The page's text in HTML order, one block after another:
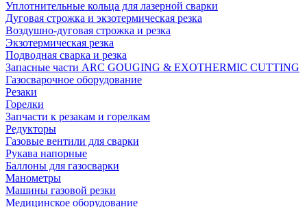
Уплотнительные кольца для лазерной сварки
Дуговая строжка и экзотермическая резка
Воздушно-дуговая строжка и резка
Экзотермическая резка
Подводная сварка и резка
Запасные части ARC GOUGING & EXOTHERMIC CUTTING
Газосварочное оборудование
Резаки
Горелки
Запчасти к резакам и горелкам
Редукторы
Газовые вентили для сварки
Рукава напорные
Баллоны для газосварки
Манометры
Машины газовой резки
Медицинское оборудование